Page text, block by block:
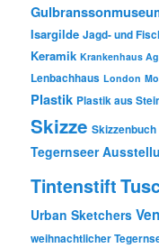
Isargilde Jagd- und
Keramik Krankenhaus
Lenbachhaus London
Plastik Plastik aus
Skizze Skizzenbuch
Tegernseer
Tintenstift
Urban Sketchers
weihnachtlicher